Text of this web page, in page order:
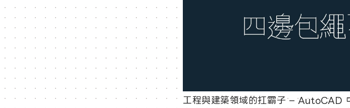
工程與建築領域的扛霸子 – AutoCAD